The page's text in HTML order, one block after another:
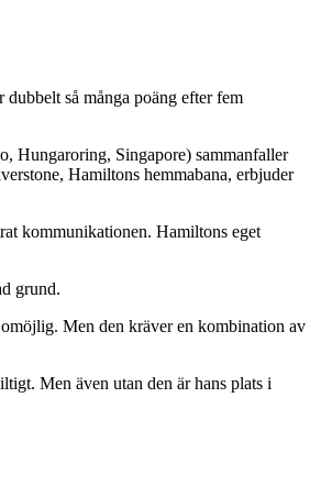
så många poäng efter fem
Hungaroring, Singapore) sammanfaller
Hamiltons hemmabana, erbjuder
kommunikationen. Hamiltons eget
grund.
Men den kräver en kombination av
Men även utan den är hans plats i